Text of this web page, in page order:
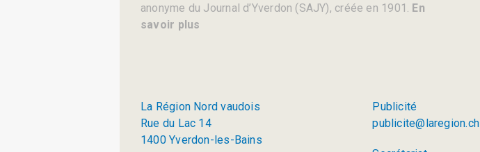
anonyme du Journal d’Yverdon (SAJY), créée en 1901. En
savoir plus
La Région Nord vaudois
Rue du Lac 14
1400 Yverdon-les-Bains
Publicité
publicite@laregion.ch